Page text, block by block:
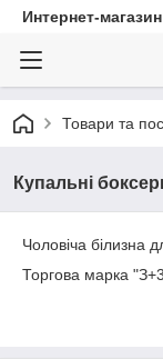
Интернет-
Товари та
Купальні
Чоловіча білизна
Торгова марка